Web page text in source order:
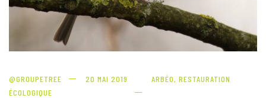
@GROUPETREE 20 MAI 2019 ARBÉO, RESTAURATION
ÉCOLOGIQUE